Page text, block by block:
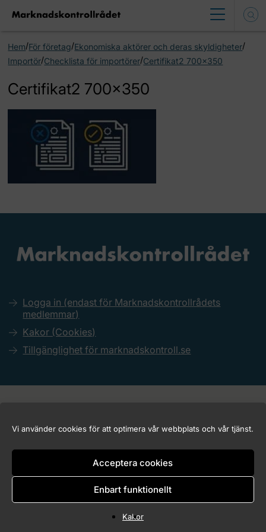
Vi använder cookies för att optimera vår webbplats och vår tjänst.
Acceptera cookies
Enbart funktionellt
Kakor
Hem/För företag/Ekonomiska aktörer och deras skyldigheter/
Importör/Checklista för importörer/Certifikat2 700×350
Certifikat2 700×350
Logga in (endast för Marknadskontrollrådets
medlemmar)
Kakor (Cookies)
Tillgänglighet för marknadskontroll.se